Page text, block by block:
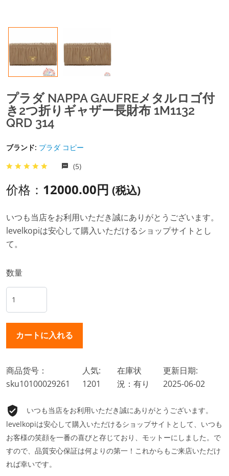
プラダ NAPPA GAUFREメタルロゴ付
き2つ折りギャザー長財布 1M1132
QRD 314
ブランド: プラダ コピー
(5)
价格： 12000.00円 (税込)
いつも当店をお利用いただき誠にありがとうございます。
levelkopiは安心して購入いただけるショップサイトとし
て。
数量
商品货号：
sku10100029261
人気:
1201
在庫状
況：有り
更新日期:
2025-06-02
いつも当店をお利用いただき誠にありがとうございます。
levelkopiは安心して購入いただけるショップサイトとして、いつも
お客様の笑顔を一番の喜びと存じており、モットーにしました。で
すので、品質安心保証は何よりの第一！これからもご来店いただけ
れば幸いです。